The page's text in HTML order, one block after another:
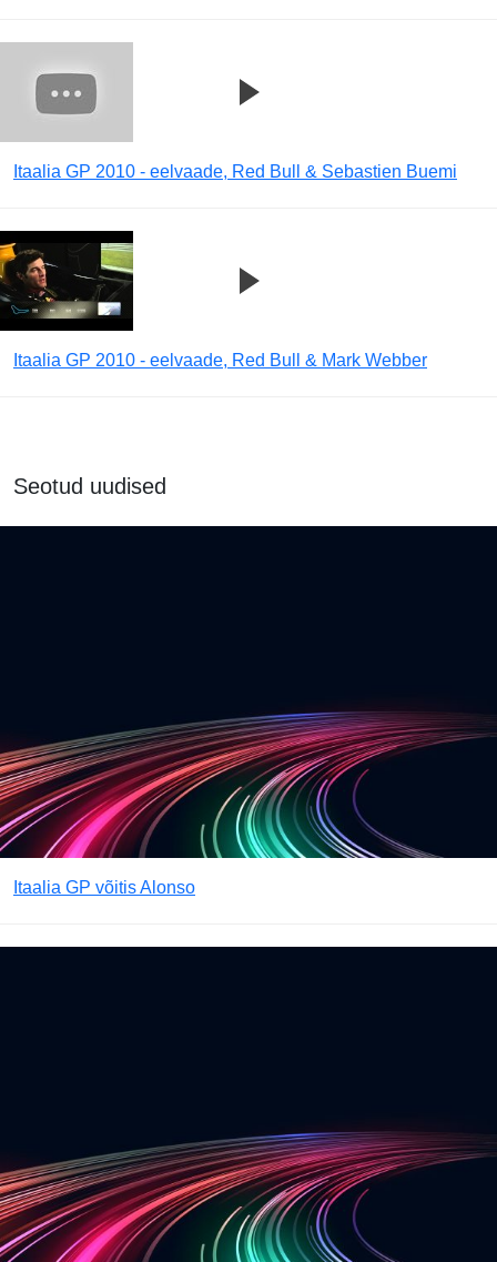
Itaalia GP 2010 - eelvaade, Red Bull & Sebastien Buemi
Itaalia GP 2010 - eelvaade, Red Bull & Mark Webber
Seotud uudised
Itaalia GP võitis Alonso